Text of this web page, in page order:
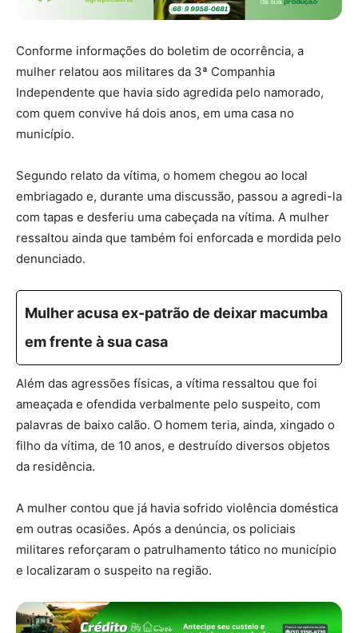
Conforme informações do boletim de ocorrência, a
mulher relatou aos militares da 3ª Companhia
Independente que havia sido agredida pelo namorado,
com quem convive há dois anos, em uma casa no
município.
Segundo relato da vítima, o homem chegou ao local
embriagado e, durante uma discussão, passou a agredi-la
com tapas e desferiu uma cabeçada na vítima. A mulher
ressaltou ainda que também foi enforcada e mordida pelo
denunciado.
Mulher acusa ex-patrão de deixar macumba
em frente à sua casa
Além das agressões físicas, a vítima ressaltou que foi
ameaçada e ofendida verbalmente pelo suspeito, com
palavras de baixo calão. O homem teria, ainda, xingado o
filho da vítima, de 10 anos, e destruído diversos objetos
da residência.
A mulher contou que já havia sofrido violência doméstica
em outras ocasiões. Após a denúncia, os policiais
militares reforçaram o patrulhamento tático no município
e localizaram o suspeito na região.